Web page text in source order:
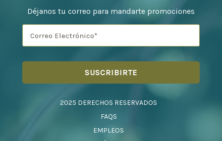
Déjanos tu correo para mandarte promociones
2025 DERECHOS RESERVADOS
FAQS
EMPLEOS